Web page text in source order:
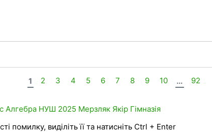
1 2 3 4 5 6 7 8 9 10 ... 92
Алгебра НУШ 2025 Мерзляк Якір Гімназія
помилку, виділіть її та натисніть Ctrl + Enter